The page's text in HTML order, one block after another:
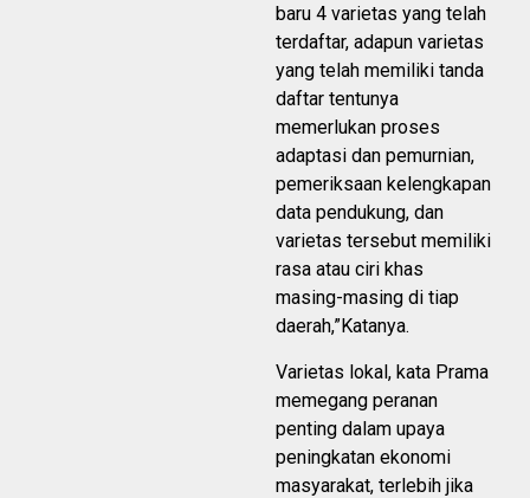
baru 4 varietas yang telah
terdaftar, adapun varietas
yang telah memiliki tanda
daftar tentunya
memerlukan proses
adaptasi dan pemurnian,
pemeriksaan kelengkapan
data pendukung, dan
varietas tersebut memiliki
rasa atau ciri khas
masing-masing di tiap
daerah,”Katanya.
Varietas lokal, kata Prama
memegang peranan
penting dalam upaya
peningkatan ekonomi
masyarakat, terlebih jika